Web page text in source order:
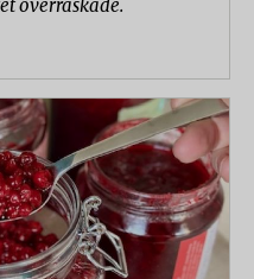
överraskade.